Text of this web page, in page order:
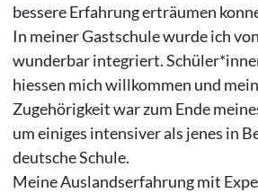
bessere Erfahrung erträumen
In meiner Gastschule wurde ich
wunderbar integriert.
hiessen mich willkommen und
Zugehörigkeit war zum Ende
um einiges intensiver als jenes in
deutsche Schule.
Meine Auslandserfahrung mit